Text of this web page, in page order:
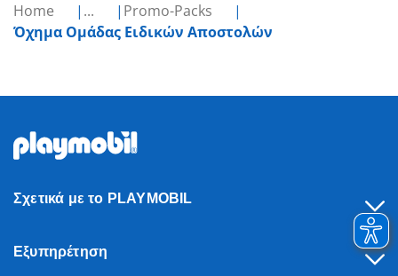
Home ...
Promo-Packs
Όχημα Ομάδας Ειδικών Αποστολών
Σχετικά με το PLAYMOBIL
Εξυπηρέτηση